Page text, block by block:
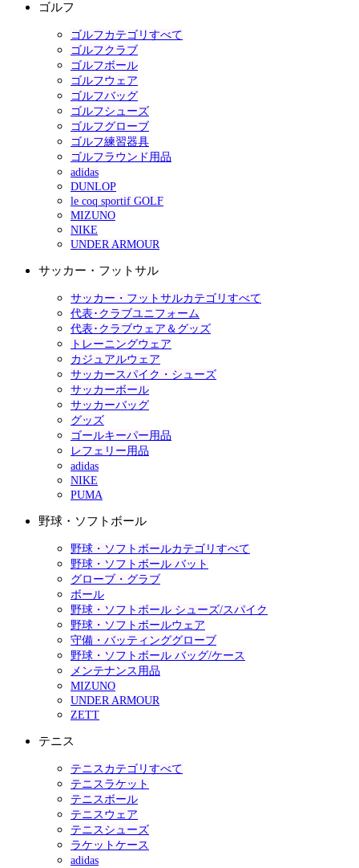
ゴルフ
ゴルフカテゴリすべて
ゴルフクラブ
ゴルフボール
ゴルフウェア
ゴルフバッグ
ゴルフシューズ
ゴルフグローブ
ゴルフ練習器具
ゴルフラウンド用品
adidas
DUNLOP
le coq sportif GOLF
MIZUNO
NIKE
UNDER ARMOUR
サッカー・フットサル
サッカー・フットサルカテゴリすべて
代表･クラブユニフォーム
代表･クラブウェア＆グッズ
トレーニングウェア
カジュアルウェア
サッカースパイク・シューズ
サッカーボール
サッカーバッグ
グッズ
ゴールキーパー用品
レフェリー用品
adidas
NIKE
PUMA
野球・ソフトボール
野球・ソフトボールカテゴリすべて
野球・ソフトボール バット
グローブ・グラブ
ボール
野球・ソフトボール シューズ/スパイク
野球・ソフトボールウェア
守備・バッティンググローブ
野球・ソフトボール バッグ/ケース
メンテナンス用品
MIZUNO
UNDER ARMOUR
ZETT
テニス
テニスカテゴリすべて
テニスラケット
テニスボール
テニスウェア
テニスシューズ
ラケットケース
adidas